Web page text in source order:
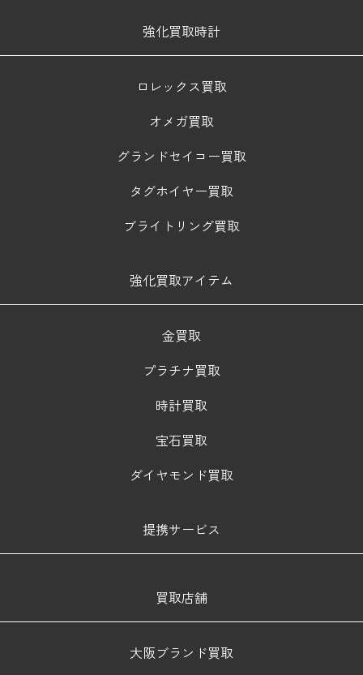
強化買取時計
ロレックス買取
オメガ買取
グランドセイコー買取
タグホイヤー買取
ブライトリング買取
強化買取アイテム
金買取
プラチナ買取
時計買取
宝石買取
ダイヤモンド買取
提携サービス
買取店舗
大阪ブランド買取